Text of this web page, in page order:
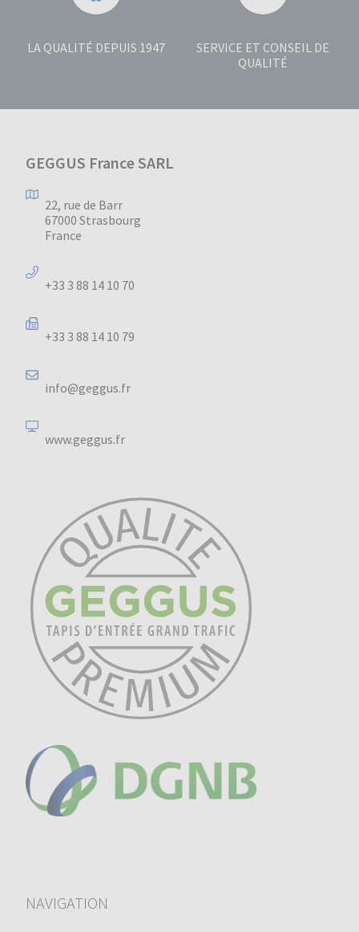
LA QUALITÉ DEPUIS 1947
SERVICE ET CONSEIL DE
QUALITÉ
GEGGUS France SARL
22, rue de Barr
67000 Strasbourg
France
+33 3 88 14 10 70
+33 3 88 14 10 79
info@geggus.fr
www.geggus.fr
NAVIGATION